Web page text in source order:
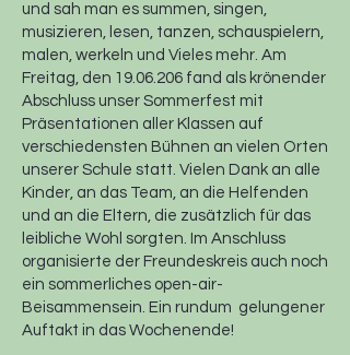
und sah man es summen, singen,
musizieren, lesen, tanzen, schauspielern,
malen, werkeln und Vieles mehr. Am
Freitag, den 19.06.206 fand als krönender
Abschluss unser Sommerfest mit
Präsentationen aller Klassen auf
verschiedensten Bühnen an vielen Orten
unserer Schule statt. Vielen Dank an alle
Kinder, an das Team, an die Helfenden
und an die Eltern, die zusätzlich für das
leibliche Wohl sorgten. Im Anschluss
organisierte der Freundeskreis auch noch
ein sommerliches open-air-
Beisammensein. Ein rundum gelungener
Auftakt in das Wochenende!